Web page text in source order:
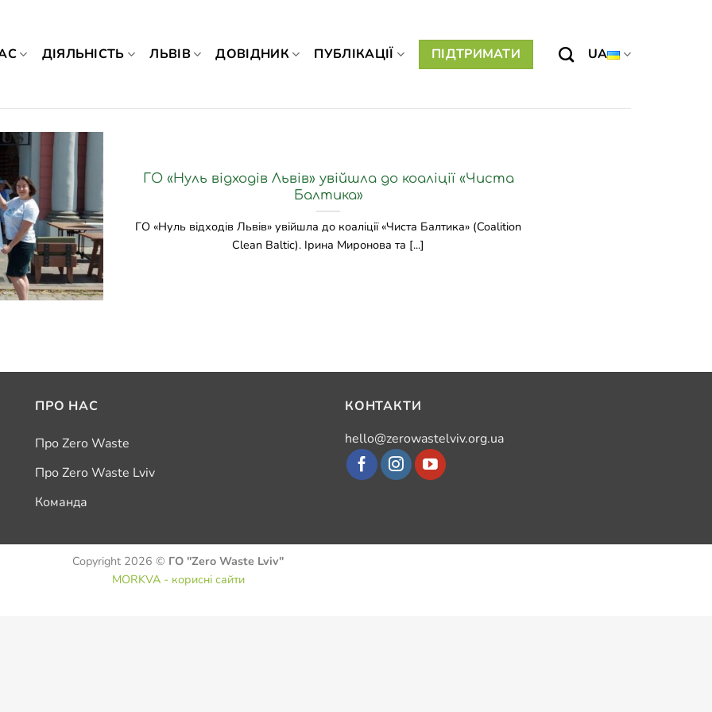
ДІЯЛЬНІСТЬ ЛЬВІВ ДОВІДНИК ПУБЛІКАЦІЇ ПІДТРИМАТИ UA
ГО «Нуль відходів Львів» увійшла до коаліції «Чиста
Балтика»
ГО «Нуль відходів Львів» увійшла до коаліції «Чиста Балтика» (Coalition
Clean Baltic). Ірина Миронова та [...]
ПРО НАС
Про Zero Waste
Про Zero Waste Lviv
Команда
КОНТАКТИ
hello@zerowastelviv.org.ua
Copyright 2026 © ГО "Zero Waste Lviv"
MORKVA - корисні сайти